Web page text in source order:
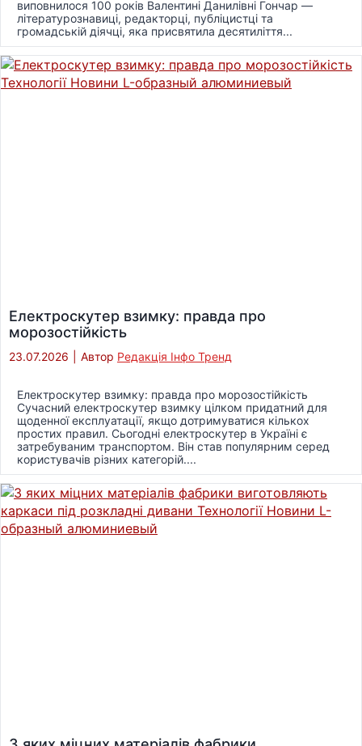
виповнилося 100 років Валентині Данилівні Гончар —
літературознавиці, редакторці, публіцистці та
громадській діячці, яка присвятила десятиліття...
Електроскутер взимку: правда про
морозостійкість
23.07.2026 Автор Редакція Інфо Тренд
Електроскутер взимку: правда про морозостійкість
Сучасний електроскутер взимку цілком придатний для
щоденної експлуатації, якщо дотримуватися кількох
простих правил. Сьогодні електроскутер в Україні є
затребуваним транспортом. Він став популярним серед
користувачів різних категорій....